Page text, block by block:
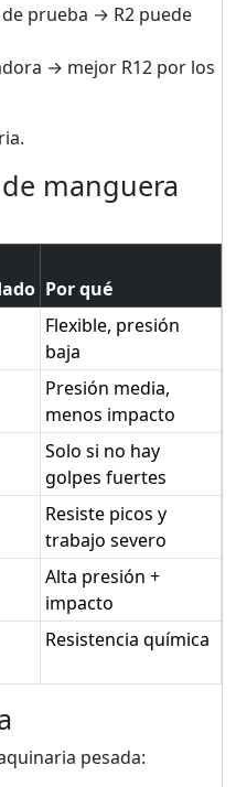
de prueba → R2 puede
→ mejor R12 por los
manguera
Por qué
Flexible, presión
baja
Presión media,
menos impacto
Solo si no hay
golpes fuertes
Resiste picos y
trabajo severo
Alta presión +
impacto
Resistencia química
pesada: